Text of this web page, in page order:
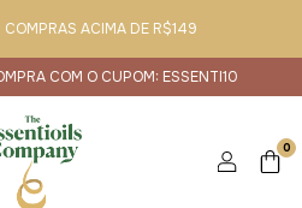
COMPRAS ACIMA DE R$149
COM O CUPOM: ESSENTI10
0